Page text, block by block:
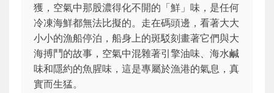
獲，空氣中那股濃得化不開的「鮮」味，是任何
冷凍海鮮都無法比擬的。走在碼頭邊，看著大大
小小的漁船停泊，船身上的斑駁刻畫著它們與大
海搏鬥的故事，空氣中混雜著引擎油味、海水鹹
味和隱約的魚腥味，這是專屬於漁港的氣息，真
實而生猛。